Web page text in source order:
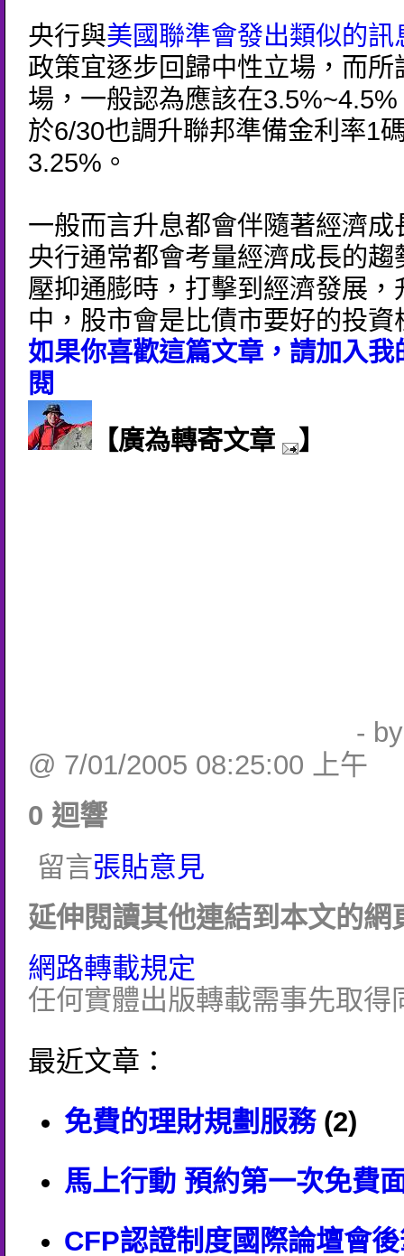
央行與美國聯準會發出類似的訊
政策宜逐步回歸中性立場，而所
場，一般認為應該在
於6/30也調升聯邦準備金利率1
3.25%。
一般而言升息都會伴隨著經濟成
央行通常都會考量經濟成長的趨
壓抑通膨時，打擊到經濟發展，
中，股市會是比債市要好的投資
如果你喜歡這篇文章，請加入我
閱
【廣為轉寄文章
】
-
@ 7/01/2005 08:25:00 上午
0 迴響
留言張貼意見
延伸閱讀其他連結到本文的網
網路轉載規定
任何實體出版轉載需事先取得
最近文章：
免費的理財規劃服務(2)
馬上行動 預約第一次免費
CFP認證制度國際論壇會